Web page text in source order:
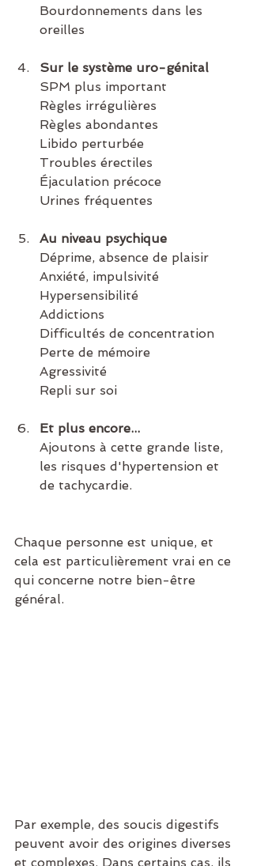
Bourdonnements dans les
oreilles
Sur le système uro-génital
SPM plus important
Règles irrégulières
Règles abondantes
Libido perturbée
Troubles érectiles
Éjaculation précoce
Urines fréquentes
Au niveau psychique
Déprime, absence de plaisir
Anxiété, impulsivité
Hypersensibilité
Addictions
Difficultés de concentration
Perte de mémoire
Agressivité
Repli sur soi
Et plus encore...
Ajoutons à cette grande liste,
les risques d'hypertension et
de tachycardie.
Chaque personne est unique, et
cela est particulièrement vrai en ce
qui concerne notre bien-être
général.
Par exemple, des soucis digestifs
peuvent avoir des origines diverses
et complexes. Dans certains cas, ils